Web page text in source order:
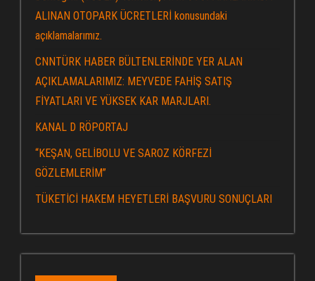
ALINAN OTOPARK ÜCRETLERİ konusundaki
açıklamalarımız.
CNNTÜRK HABER BÜLTENLERİNDE YER ALAN
AÇIKLAMALARIMIZ: MEYVEDE FAHİŞ SATIŞ
FİYATLARI VE YÜKSEK KAR MARJLARI.
KANAL D RÖPORTAJ
“KEŞAN, GELİBOLU VE SAROZ KÖRFEZİ
GÖZLEMLERİM”
TÜKETİCİ HAKEM HEYETLERİ BAŞVURU SONUÇLARI